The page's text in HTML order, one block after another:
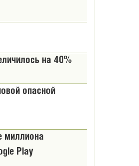
на 40%
опасной
миллиона
Play